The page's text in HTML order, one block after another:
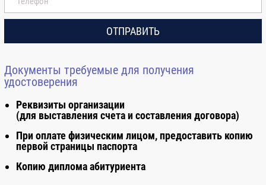
ценообразования и сметного
нормирования
4.3 Управление качеством
4.4 Авторский надзор 4
5. Особенности проектирования
ОТПРАВИТЬ
Документы требуемые для получения
удостоверения
Реквизиты организации
(для выставления счета и составления договора)
При оплате физическим лицом, предоставить копию
первой страницы паспорта
Копию диплома абитуриента